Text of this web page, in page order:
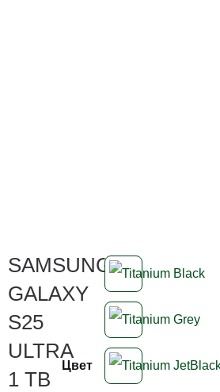
SAMSUNG
GALAXY
S25
ULTRA
1 TB
Цвет